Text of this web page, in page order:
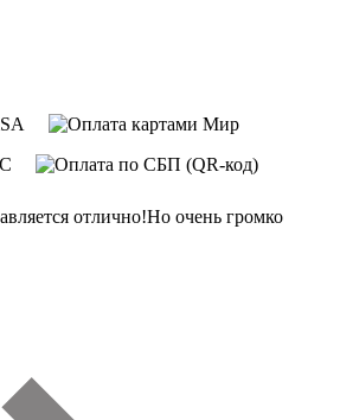
отлично!Но очень громко